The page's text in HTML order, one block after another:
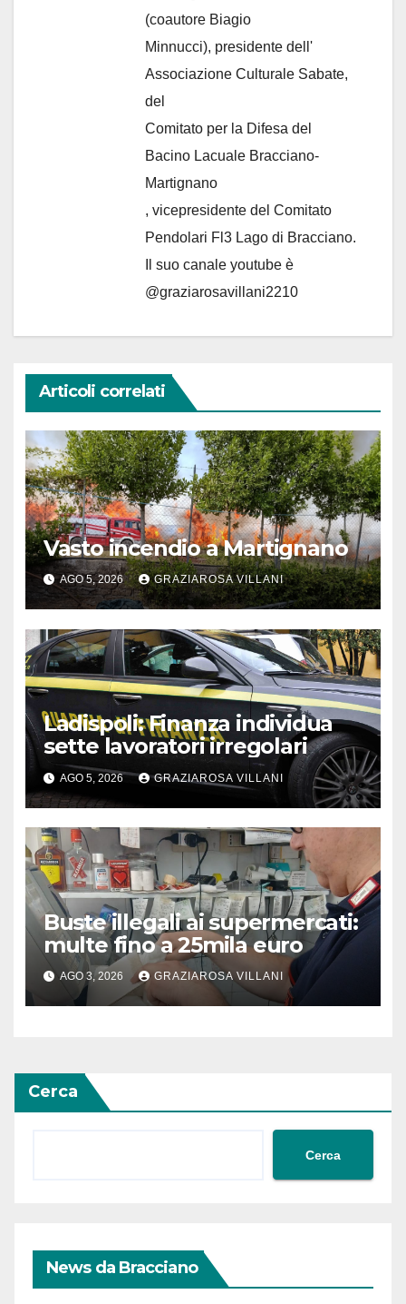
(coautore Biagio
Minnucci), presidente dell'
Associazione Culturale Sabate,
del
Comitato per la Difesa del
Bacino Lacuale Bracciano-
Martignano
, vicepresidente del Comitato
Pendolari Fl3 Lago di Bracciano.
Il suo canale youtube è
@graziarosavillani2210
Articoli correlati
Vasto incendio a Martignano
AGO 5, 2026 GRAZIAROSA VILLANI
Ladispoli: Finanza individua
sette lavoratori irregolari
AGO 5, 2026 GRAZIAROSA VILLANI
Buste illegali ai supermercati:
multe fino a 25mila euro
AGO 3, 2026 GRAZIAROSA VILLANI
Cerca
Cerca
News da Bracciano